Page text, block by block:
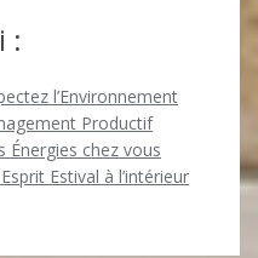
:
l’Environnement
Productif
Énergies chez vous
Estival à l’intérieur